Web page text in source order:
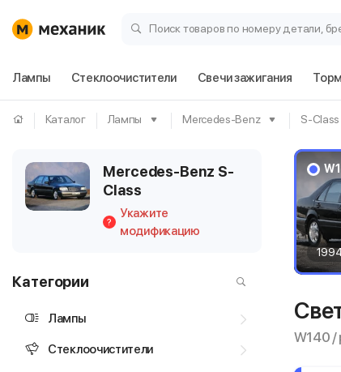
Поиск товаров по номеру детали,
Лампы Стеклоочистители Свечи зажигания
Каталог Лампы Mercedes-Benz S-Class
Mercedes-Benz S-
Class
?
Укажите
модификацию
Категории
Лампы
Стеклоочистители
W140 /